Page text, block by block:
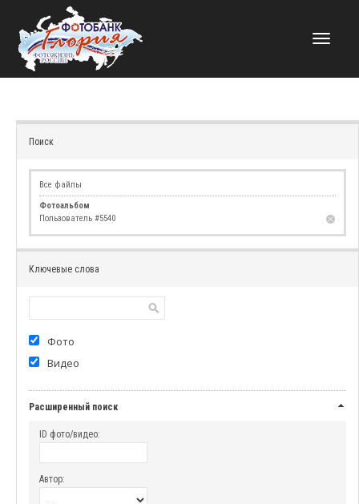
НАВИГАЦИЯ
Поиск
Все файлы
Фотоальбом
Пользователь #5540
Ключевые слова
Фото
Видео
Расширенный поиск
ID фото/видео:
Автор: